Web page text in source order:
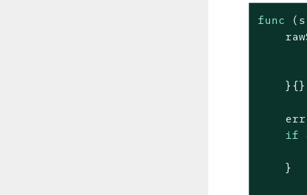
func
    }{}
if
    }